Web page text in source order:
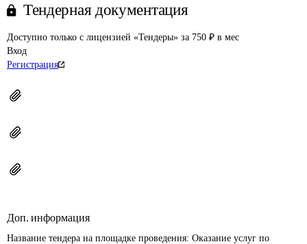
Тендерная документация
Доступно только с лицензией «Тендеры» за 750 ₽ в мес
Вход
Регистрация
Доп. информация
Название тендера на площадке проведения: Оказание услуг по